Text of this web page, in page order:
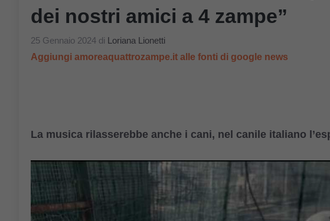
dei nostri amici a 4 zampe”
25 Gennaio 2024 di Loriana Lionetti
Aggiungi amoreaquattrozampe.it alle fonti di google news
La musica rilasserebbe anche i cani, nel canile italiano